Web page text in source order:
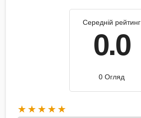
Середній рейтинг
0.0
0 Огляд
★★★★★